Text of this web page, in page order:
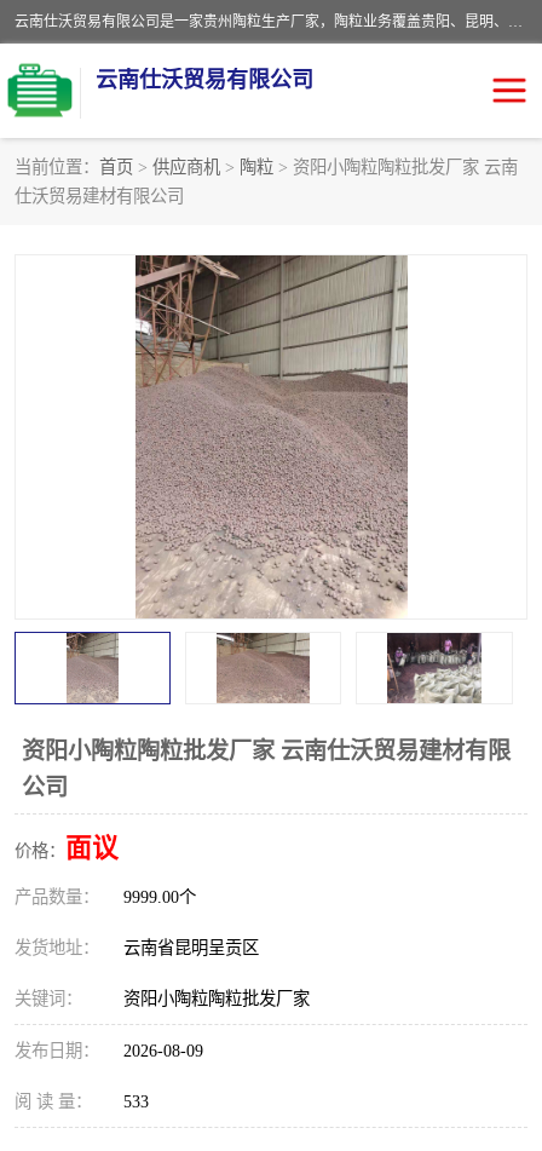
云南仕沃贸易有限公司是一家贵州陶粒生产厂家，陶粒业务覆盖贵阳、昆明、四川、云南、重庆等区域。批发贵阳陶粒、昆明陶粒、四川陶粒、云南陶粒、重庆陶粒，服务热线：*。仕沃贸易建材致力于建筑产业化、绿色建筑体系、产品和系统应用解决方案的企业。研发生产、销售和推广绿色建筑体系、建筑产业化体系的各种环保建筑产品。
云南仕沃贸易有限公司
当前位置： 首页 > 供应商机 > 陶粒 > 资阳小陶粒陶粒批发厂家 云南
仕沃贸易建材有限公司
资阳小陶粒陶粒批发厂家 云南仕沃贸易建材有限
公司
价格： 面议
产品数量： 9999.00个
发货地址： 云南省昆明呈贡区
关键词： 资阳小陶粒陶粒批发厂家
发布日期： 2026-08-09
阅 读 量： 533
陶粒
园林绿化陶粒 生物陶粒
粘土陶粒
陶粒回填